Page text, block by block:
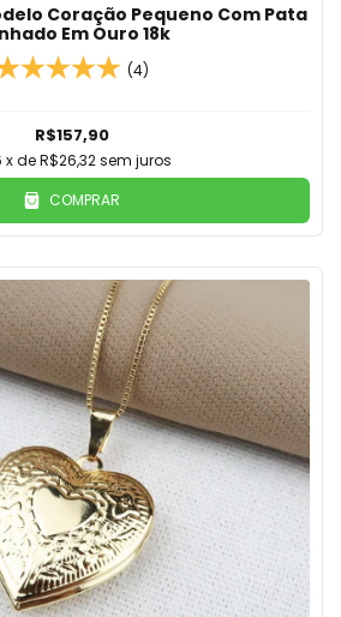
Coração Pequeno Com Pata
Em Ouro 18k
(4)
R$157,90
x deR$26,32 sem juros
COMPRAR